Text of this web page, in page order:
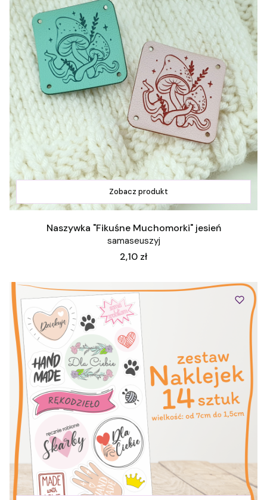
Zobacz produkt
Naszywka "Fikuśne Muchomorki" jesień
samaseuszyj
Cena
2,10 zł